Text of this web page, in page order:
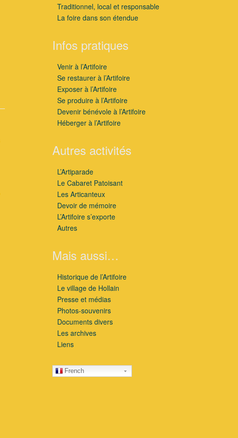
Traditionnel, local et responsable
La foire dans son étendue
Infos pratiques
Venir à l’Artifoire
Se restaurer à l’Artifoire
Exposer à l’Artifoire
Se produire à l’Artifoire
Devenir bénévole à l’Artifoire
Héberger à l’Artifoire
Autres activités
L’Artiparade
Le Cabaret Patoisant
Les Articanteux
Devoir de mémoire
L’Artifoire s’exporte
Autres
Mais aussi…
Historique de l’Artifoire
Le village de Hollain
Presse et médias
Photos-souvenirs
Documents divers
Les archives
Liens
French